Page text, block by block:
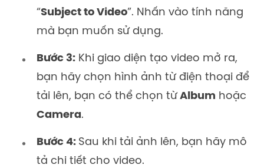
“Subject to Video”. Nhấn vào tính năng
mà bạn muốn sử dụng.
Bước 3: Khi giao diện tạo video mở ra,
bạn hãy chọn hình ảnh từ điện thoại để
tải lên, bạn có thể chọn từAlbum hoặc
Camera.
Bước 4: Sau khi tải ảnh lên, bạn hãy mô
tả chi tiết cho video.